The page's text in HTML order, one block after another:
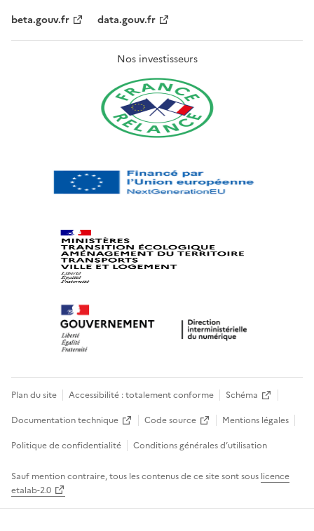
beta.gouv.fr
data.gouv.fr
Nos investisseurs
Plan du site Accessibilité : totalement conforme
Schéma
Documentation technique
Code source
Mentions légales
Politique de confidentialité
Conditions générales d’utilisation
Sauf mention contraire, tous les contenus de ce site sont sous licence
etalab-2.0